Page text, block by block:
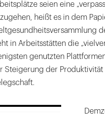
seien eine
heißt es in dem
in Arbeitsstätten die
genutzten
Steigerung der